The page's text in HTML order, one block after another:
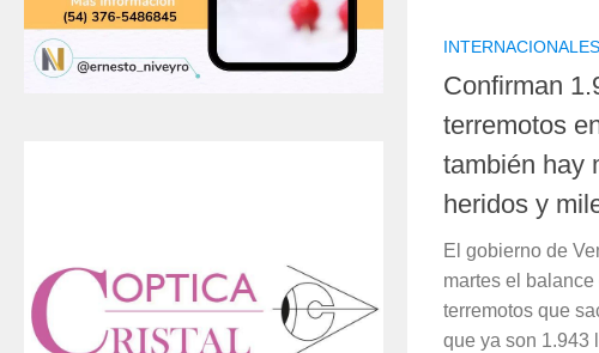
INTERNACIONALES
Confirman
terremotos
también hay
heridos y
El gobierno de
martes el
terremotos que
que ya son 1.943